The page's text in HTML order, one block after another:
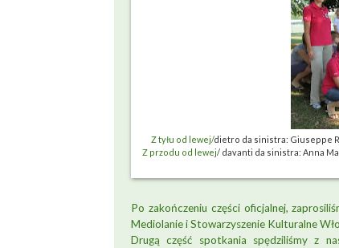
Z tyłu od lewej/dietro da sinistra: Giuseppe
Z przodu od lewej/ davanti da sinistra: Anna
Po zakończeniu części oficjalnej,
Mediolanie i Stowarzyszenie Kulturalne
Drugą część spotkania spędziliśmy z